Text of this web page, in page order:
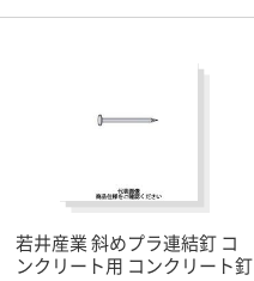
若井産業 斜めプラ連結釘 コ
ンクリート用 コンクリート釘